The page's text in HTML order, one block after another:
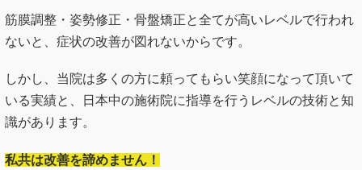
筋膜調整・姿勢修正・骨盤矯正と全てが高いレベルで行われ
ないと、症状の改善が図れないからです。
しかし、当院は多くの方に頼ってもらい笑顔になって頂いて
いる実績と、日本中の施術院に指導を行うレベルの技術と知
識があります。
私共は改善を諦めません！